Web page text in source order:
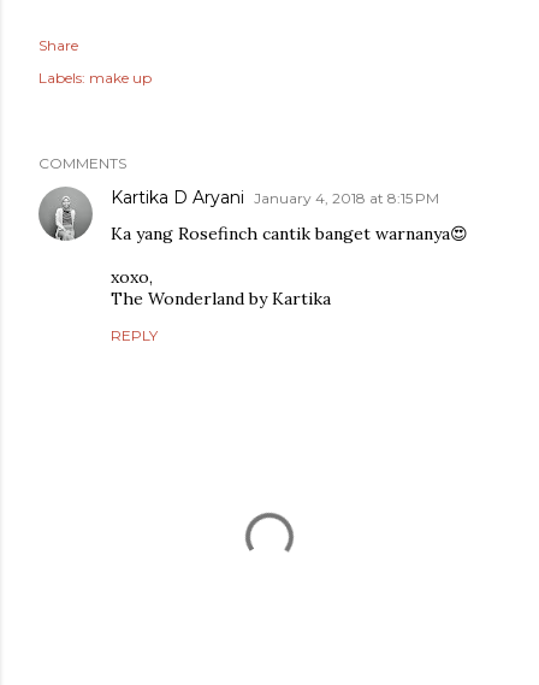
Share
Labels: make up
COMMENTS
Kartika D Aryani January 4, 2018 at 8:15 PM
Ka yang Rosefinch cantik banget warnanya😍
xoxo,
The Wonderland by Kartika
REPLY